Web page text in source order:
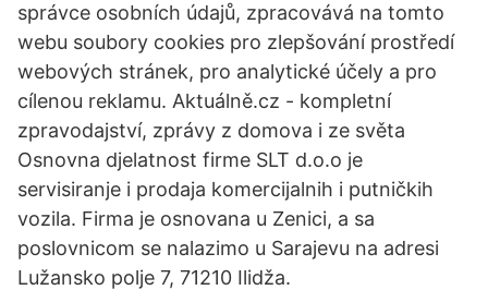
správce osobních údajů, zpracovává na tomto
webu soubory cookies pro zlepšování prostředí
webových stránek, pro analytické účely a pro
cílenou reklamu. Aktuálně.cz - kompletní
zpravodajství, zprávy z domova i ze světa
Osnovna djelatnost firme SLT d.o.o je
servisiranje i prodaja komercijalnih i putničkih
vozila. Firma je osnovana u Zenici, a sa
poslovnicom se nalazimo u Sarajevu na adresi
Lužansko polje 7, 71210 Ilidža.